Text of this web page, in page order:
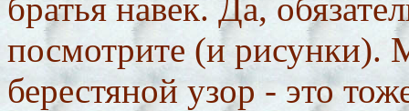
братья навек. Да,
посмотрите (и рисунки).
берестяной узор - это